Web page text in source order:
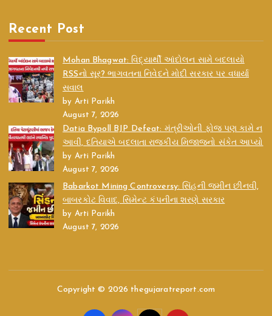
Recent Post
Mohan Bhagwat: વિદ્યાર્થી આંદોલન સામે બદલાયો
RSSનો સૂર? ભાગવતના નિવેદને મોદી સરકાર પર વધાર્યા
સવાલ
by Arti Parikh
August 7, 2026
Datia Bypoll BJP Defeat: મંત્રીઓની ફોજ પણ કામે ન
આવી, દતિયાએ બદલાતા રાજકીય મિજાજનો સંકેત આપ્યો
by Arti Parikh
August 7, 2026
Babarkot Mining Controversy: સિંહની જમીન છીનવી,
બાબરકોટ વિવાદ, સિમેન્ટ કંપનીના શરણે સરકાર
by Arti Parikh
August 7, 2026
Copyright © 2026 thegujaratreport.com